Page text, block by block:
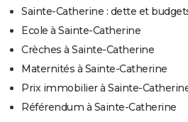
Sainte-Catherine : dette et
Ecole à Sainte-Catherine
Crèches à Sainte-Catherine
Maternités à Sainte-Catherine
Prix immobilier à Sainte-
Référendum à Sainte-Catherine